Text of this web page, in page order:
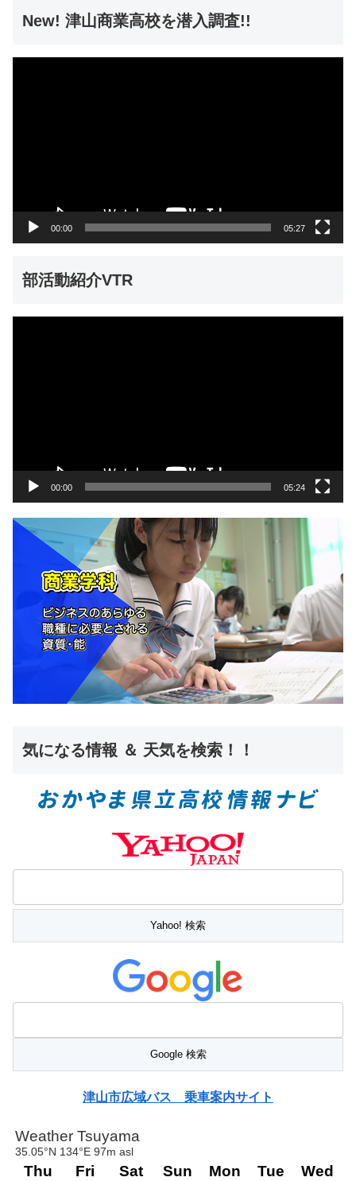
New! 津山商業高校を潜入調査!!
00:00 05:27
部活動紹介VTR
00:00 05:24
気になる情報 ＆ 天気を検索！！
津山市広域バス 乗車案内サイト